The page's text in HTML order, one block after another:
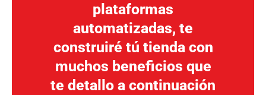
plataformas
automatizadas, te
construiré tú tienda con
muchos beneficios que
te detallo a continuación